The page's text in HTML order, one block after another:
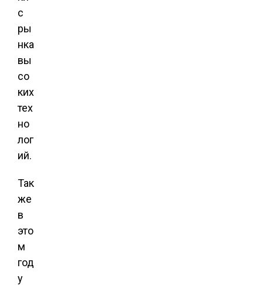
с
ры
нка
вы
со
ких
тех
но
лог
ий.
Так
же
в
это
м
год
у